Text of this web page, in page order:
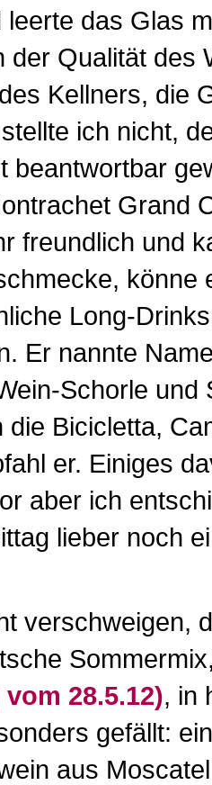
das Glas
der Qualität des
Kellners, die
ich nicht,
beantwortbar
Grand
freundlich und
könne
Long-
Er nannte
Schorle und
die Bicicletta,
er. Einiges
aber ich
lieber noch
verschweigen,
28.5.12), in
gefällt:
aus